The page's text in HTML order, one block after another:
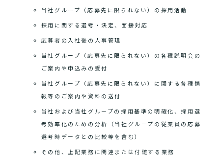
当社グループ（応募先に限られない）の採用活動
採用に関する選考・決定、面接対応
応募者の入社後の人事管理
当社グループ（応募先に限られない）の各種説明会の
ご案内や申込みの受付
当社グループ（応募先に限られない）に関する各種情
報等のご案内や資料の送付
当社および当社グループの採用基準の明確化、採用選
考効率化のための分析（当社グループの従業員の応募
選考時データとの比較等を含む）
その他、上記業務に関連または付随する業務